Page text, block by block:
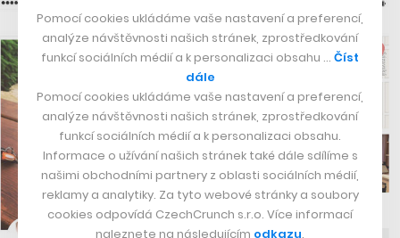
Pomocí cookies ukládáme vaše nastavení a preferencí,
analýze návštěvnosti našich stránek, zprostředkování
funkcí sociálních médií a k personalizaci obsahu … Číst
dále
Pomocí cookies ukládáme vaše nastavení a preferencí,
analýze návštěvnosti našich stránek, zprostředkování
funkcí sociálních médií a k personalizaci obsahu.
Informace o užívání našich stránek také dále sdílíme s
našimi obchodními partnery z oblasti sociálních médií,
reklamy a analytiky. Za tyto webové stránky a soubory
cookies odpovídá CzechCrunch s.r.o. Více informací
naleznete na následujícím odkazu.